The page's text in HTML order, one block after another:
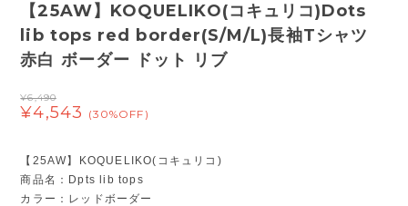
【25AW】KOQUELIKO(コキュリコ)Dots
lib tops red border(S/M/L)長袖Tシャツ
赤白 ボーダー ドット リブ
¥6,490
¥4,543 (30%OFF)
【25AW】KOQUELIKO(コキュリコ)
商品名：Dpts lib tops
カラー：レッドボーダー